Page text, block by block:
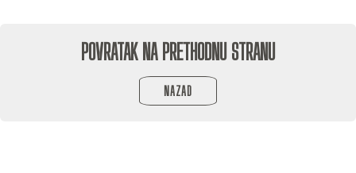
POVRATAK NA PRETHODNU STRANU
NAZAD